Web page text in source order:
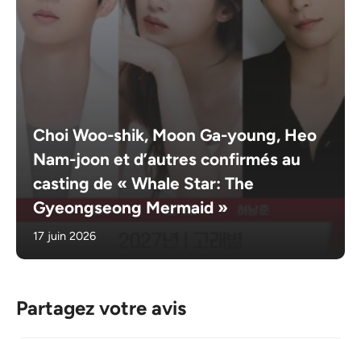
Choi Woo-shik, Moon Ga-young, Heo
Nam-joon et d’autres confirmés au
casting de « Whale Star: The
Gyeongseong Mermaid »
17 juin 2026
Partagez votre avis